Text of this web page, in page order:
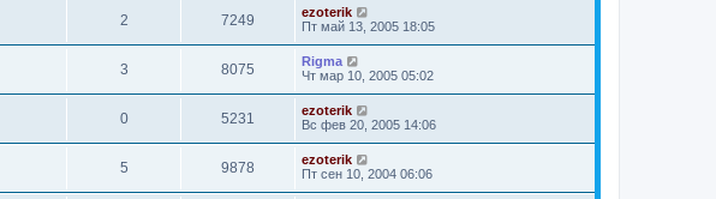
2 7249
ezoterik
Пт май 13, 2005 18:05
3 8075
Rigma
Чт мар 10, 2005 05:02
0 5231
ezoterik
Вс фев 20, 2005 14:06
5 9878
ezoterik
Пт сен 10, 2004 06:06